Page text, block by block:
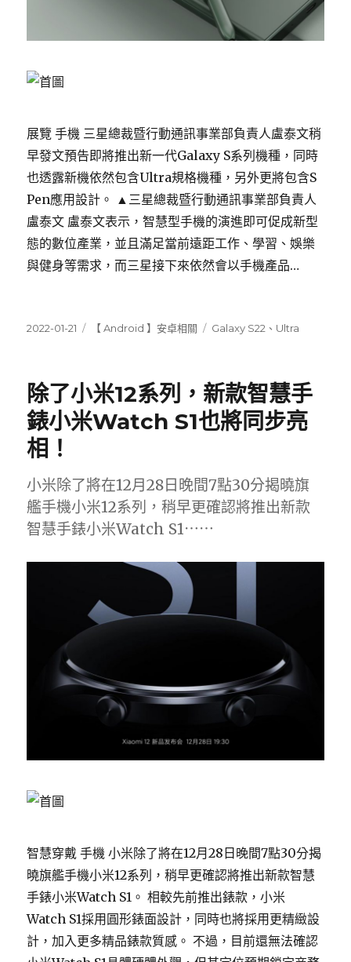
展覽 手機 三星總裁暨行動通訊事業部負責人盧泰文稍
早發文預告即將推出新一代Galaxy S系列機種，同時
也透露新機依然包含Ultra規格機種，另外更將包含S
Pen應用設計。 ▲三星總裁暨行動通訊事業部負責人
盧泰文 盧泰文表示，智慧型手機的演進即可促成新型
態的數位產業，並且滿足當前遠距工作、學習、娛樂
與健身等需求，而三星接下來依然會以手機產品…
發
2022-01-21
分【 Android 】安卓相關
標
Galaxy S22 、 Ultra
除了小米12系列，新款智慧手
錶小米Watch S1也將同步亮
相！
小米除了將在12月28日晚間7點30分揭曉旗
艦手機小米12系列，稍早更確認將推出新款
智慧手錶小米Watch S1⋯⋯
智慧穿戴 手機 小米除了將在12月28日晚間7點30分揭
曉旗艦手機小米12系列，稍早更確認將推出新款智慧
手錶小米Watch S1。 相較先前推出錶款，小米
Watch S1採用圓形錶面設計，同時也將採用更精緻設
計，加入更多精品錶款質感。 不過，目前還無法確認